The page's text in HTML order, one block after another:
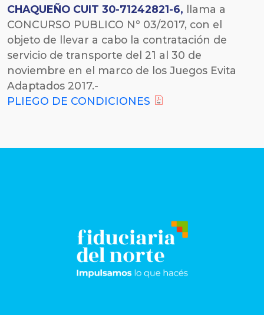
CHAQUEÑO CUIT 30-71242821-6,
llama a
CONCURSO PUBLICO N° 03/2017, con el
objeto de llevar a cabo la contratación de
servicio de transporte del 21 al 30 de
noviembre en el marco de los Juegos Evita
Adaptados 2017.-
PLIEGO DE CONDICIONES